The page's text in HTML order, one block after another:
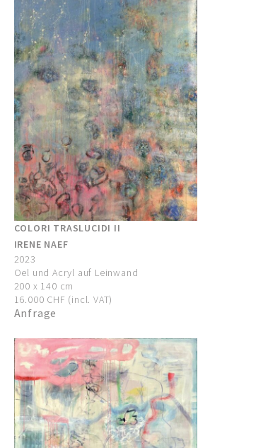
COLORI TRASLUCIDI II
IRENE NAEF
2023
Oel und Acryl auf Leinwand
200 x 140 cm
16.000 CHF (incl. VAT)
Anfrage